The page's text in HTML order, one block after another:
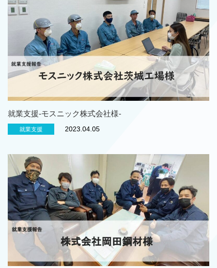
就業支援‐モスニック株式会社様‐
就業支援 2023.04.05